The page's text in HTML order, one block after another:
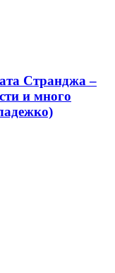
Странджа –
и много